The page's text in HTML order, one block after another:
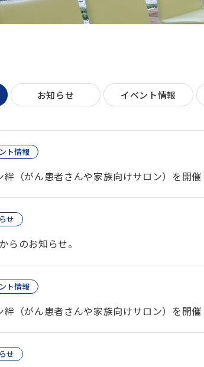
お知らせ イベント情報
ト情報
（がん患者さんや家族向けサロン）を開催
せ
らのお知らせ。
ト情報
（がん患者さんや家族向けサロン）を開催
せ